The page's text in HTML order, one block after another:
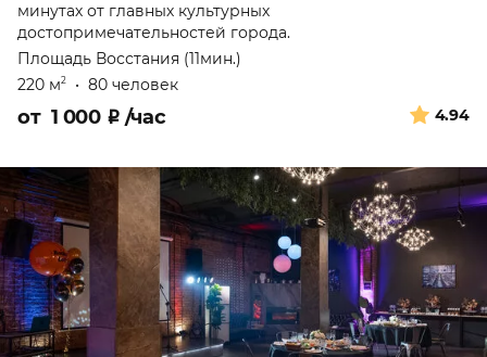
минутах от главных культурных
достопримечательностей города.
Площадь Восстания (11мин.)
220 м2 • 80 человек
4.94
от 1 000 ₽ /час